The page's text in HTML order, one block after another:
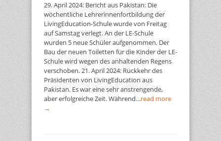
29. April 2024: Bericht aus Pakistan: Die
wöchentliche Lehrerinnenfortbildung der
LivingEducation-Schule wurde von Freitag
auf Samstag verlegt. An der LE-Schule
wurden 5 neue Schüler aufgenommen. Der
Bau der neuen Toiletten für die Kinder der LE-
Schule wird wegen des anhaltenden Regens
verschoben. 21. April 2024: Rückkehr des
Präsidenten von LivingEducation aus
Pakistan. Es war eine sehr anstrengende,
aber erfolgreiche Zeit. Während…read more
→